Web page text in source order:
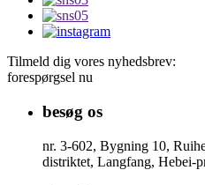
Tilmeld dig vores nyhedsbrev:
forespørgsel nu
besøg os
nr. 3-602, Bygning 10,
distriktet, Langfang, Hebei-